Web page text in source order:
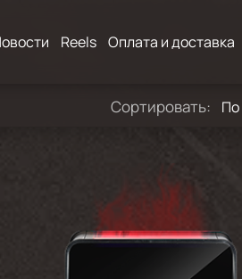
Reels Оплата и доставка
Сортировать: